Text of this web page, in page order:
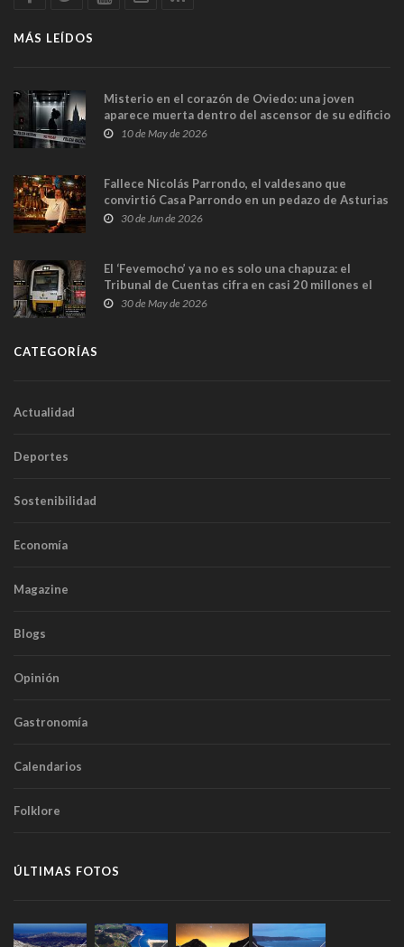
MÁS LEÍDOS
Misterio en el corazón de Oviedo: una joven
aparece muerta dentro del ascensor de su edificio
y las cámaras captan sus últimos minutos
10 de May de 2026
Fallece Nicolás Parrondo, el valdesano que
convirtió Casa Parrondo en un pedazo de Asturias
en Madrid
30 de Jun de 2026
El ‘Fevemocho’ ya no es solo una chapuza: el
Tribunal de Cuentas cifra en casi 20 millones el
sobrecoste de los trenes que no cabían por los
30 de May de 2026
CATEGORÍAS
Actualidad
Deportes
Sostenibilidad
Economía
Magazine
Blogs
Opinión
Gastronomía
Calendarios
Folklore
ÚLTIMAS FOTOS